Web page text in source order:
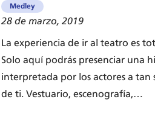
Medley
28 de marzo, 2019
La experiencia de ir al teatro es
Solo aquí podrás presenciar una
interpretada por los actores a tan
de ti. Vestuario, escenografía,…